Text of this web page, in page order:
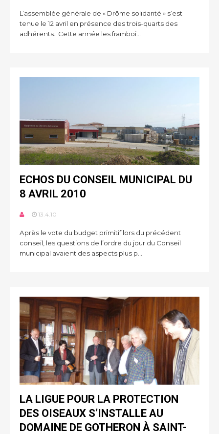
L’assemblée générale de « Drôme solidarité » s’est
tenue le 12 avril en présence des trois-quarts des
adhérents.. Cette année les framboi...
ECHOS DU CONSEIL MUNICIPAL DU
8 AVRIL 2010
13.4.10
Après le vote du budget primitif lors du précédent
conseil, les questions de l’ordre du jour du Conseil
municipal avaient des aspects plus p...
LA LIGUE POUR LA PROTECTION
DES OISEAUX S’INSTALLE AU
DOMAINE DE GOTHERON À SAINT-